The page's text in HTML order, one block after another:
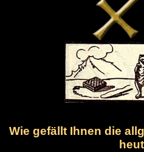
Wie gefällt Ihnen die